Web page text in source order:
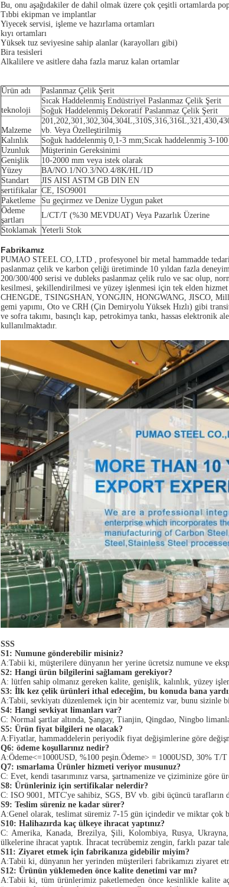
Bu, onu aşağıdakiler de dahil olmak üzere çok çeşitli ortamlarda
Tıbbi ekipman ve implantlar
Yiyecek servisi, işleme ve hazırlama ortamları
kıyı ortamları
Yüksek tuz seviyesine sahip alanlar (karayolları gibi)
Bira tesisleri
Alkalilere ve asitlere daha fazla maruz kalan ortamlar
Ürün adı Paslanmaz Çelik Şerit
teknoloji
Sıcak Haddelenmiş Endüstriyel Paslanmaz Çelik Şerit
Soğuk Haddelenmiş Dekoratif Paslanmaz Çelik Şerit
Malzeme
vb. Veya Özelleştirilmiş
Kalınlık
Soğuk haddelenmiş 0,1-3 mm;Sıcak haddelenmiş 3-
Uzunluk
Müşterinin Gereksinimi
Genişlik
10-2000 mm veya istek olarak
Yüzey
BA/NO.1/NO.3/NO.4/8K/HL/1D
Standart
JIS AISI ASTM GB DIN EN
sertifikalar CE, ISO9001
Paketleme
Su geçirmez ve Denize Uygun paket
Ödeme
şartları
L/CT/T (%30 MEVDUAT) Veya Pazarlık Üzerine
Stoklamak Yeterli Stok
Fabrikamız
PUMAO STEEL CO,.LTD , profesyonel bir metal hammadde
paslanmaz çelik ve karbon çeliği üretiminde 10 yıldan fazla
200/300/400 serisi ve dubleks paslanmaz çelik rulo ve sac olup,
kesilmesi, şekillendirilmesi ve yüzey işlenmesi için tek elden
CHENGDE, TSINGSHAN, YONGJIN, HONGWANG, JISCO,
gemi yapımı, Oto ve CRH (Çin Demiryolu Yüksek Hızlı) gibi
ve sofra takımı, basınçlı kap, petrokimya tankı, hassas elektronik
kullanılmaktadır.
SSS
S1: Numune gönderebilir misiniz?
A:Tabii ki, müşterilere dünyanın her yerine ücretsiz numune ve
S2: Hangi ürün bilgilerini sağlamam gerekiyor?
A: lütfen sahip olmanız gereken kalite, genişlik, kalınlık, yüzey
S3: İlk kez çelik ürünleri ithal edeceğim, bu konuda bana
A:Tabii, sevkiyatı düzenlemek için bir acentemiz var, bunu sizinle
S4: Hangi sevkiyat limanları var?
C: Normal şartlar altında, Şangay, Tianjin, Qingdao, Ningbo
S5: Ürün fiyat bilgileri ne olacak?
A:Fiyatlar, hammaddelerin periyodik fiyat değişimlerine göre
Q6: ödeme koşullarınız nedir?
A:Ödeme<=1000USD, %100 peşin.Ödeme> = 1000USD, 30% T/
Q7: ısmarlama Ürünler hizmeti veriyor musunuz?
C: Evet, kendi tasarımınız varsa, şartnamenize ve çiziminize göre
S8: Ürünleriniz için sertifikalar nelerdir?
C: ISO 9001, MTC'ye sahibiz, SGS, BV vb. gibi üçüncü tarafların
S9: Teslim süreniz ne kadar sürer?
A:Genel olarak, teslimat süremiz 7-15 gün içindedir ve miktar çok
S10: Halihazırda kaç ülkeye ihracat yaptınız?
C: Amerika, Kanada, Brezilya, Şili, Kolombiya, Rusya,
ülkelerine ihracat yaptık. İhracat tecrübemiz zengin, farklı pazar
S11: Ziyaret etmek için fabrikanıza gidebilir miyim?
A:Tabii ki, dünyanın her yerinden müşterileri fabrikamızı ziyaret
S12: Ürünün yüklemeden önce kalite denetimi var mı?
A:Tabii ki, tüm ürünlerimiz paketlemeden önce kesinlikle kalite